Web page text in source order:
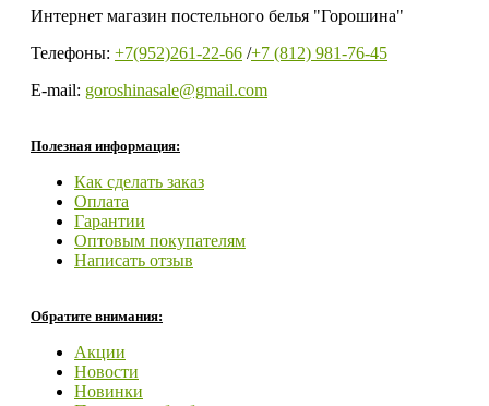
Интернет магазин постельного белья "Горошина"
Телефоны: +7(952)261-22-66 /+7 (812) 981-76-45
E-mail: goroshinasale@gmail.com
Полезная информация:
Как сделать заказ
Оплата
Гарантии
Оптовым покупателям
Написать отзыв
Обратите внимания:
Акции
Новости
Новинки